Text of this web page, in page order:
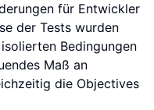
für Entwickler
der Tests wurden
Bedingungen
Maß an
die Objectives